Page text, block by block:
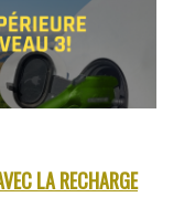
LA RECHARGE